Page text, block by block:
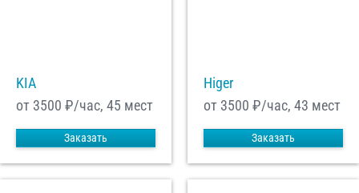
KIA
от 3500 ₽/час, 45 мест
Заказать
Higer
от 3500 ₽/час, 43 мест
Заказать